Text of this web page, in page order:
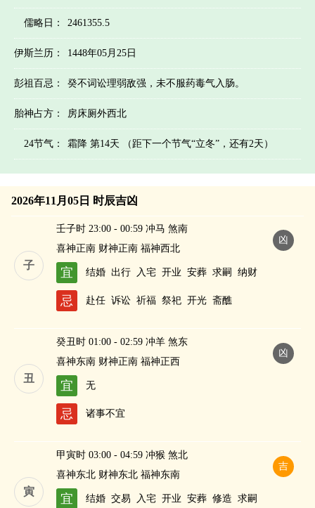
儒略日： 2461355.5
伊斯兰历： 1448年05月25日
彭祖百忌： 癸不词讼理弱敌强，未不服药毒气入肠。
胎神占方： 房床厕外西北
24节气： 霜降 第14天 （距下一个节气“立冬”，还有2天）
2026年11月05日 时辰吉凶
子
凶
壬子时 23:00 - 00:59 冲马 煞南
喜神正南 财神正南 福神西北
宜 结婚 出行 入宅 开业 安葬 求嗣 纳财
忌 赴任 诉讼 祈福 祭祀 开光 斋醮
丑
凶
癸丑时 01:00 - 02:59 冲羊 煞东
喜神东南 财神正南 福神正西
宜 无
忌 诸事不宜
寅
吉
甲寅时 03:00 - 04:59 冲猴 煞北
喜神东北 财神东北 福神东南
宜 结婚 交易 入宅 开业 安葬 修造 求嗣